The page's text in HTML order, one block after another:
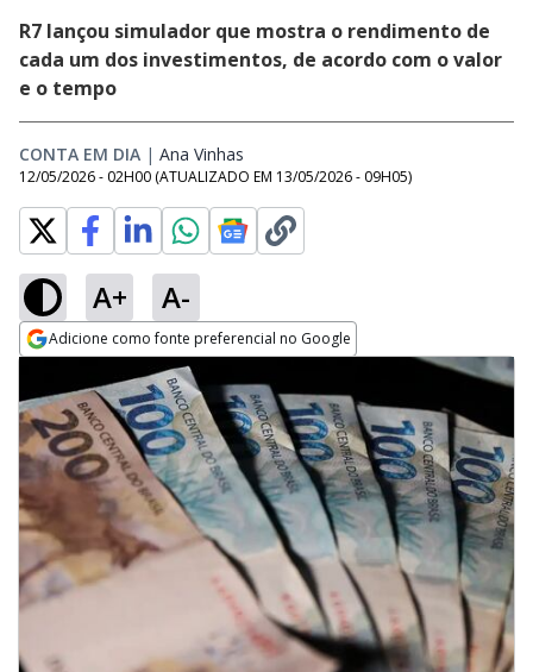
R7 lançou simulador que mostra o rendimento de
cada um dos investimentos, de acordo com o valor
e o tempo
CONTA EM DIA | Ana Vinhas
12/05/2026 - 02H00 (ATUALIZADO EM 13/05/2026 - 09H05)
A+ A-
Adicione como fonte preferencial no Google
Opens in new window